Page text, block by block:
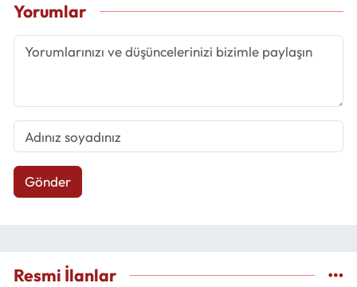
Yorumlar
Gönder
Resmi İlanlar